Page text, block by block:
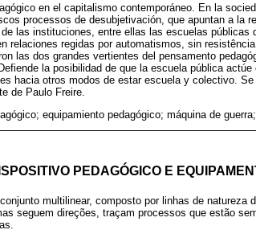
en el capitalismo contemporáneo. En la
processos de desubjetivación, que apuntan a la
las instituciones, entre ellas las escuelas públicas
relaciones regidas por automatismos, sin
las dos grandes vertientes del pensamento
la posibilidad de que la escuela pública actúe
hacia otros modos de estar escuela y colectivo.
de Paulo Freire.
equipamiento pedagógico; máquina de
PEDAGÓGICO E
multilinear, composto por linhas de natureza
seguem direções, traçam processos que estão